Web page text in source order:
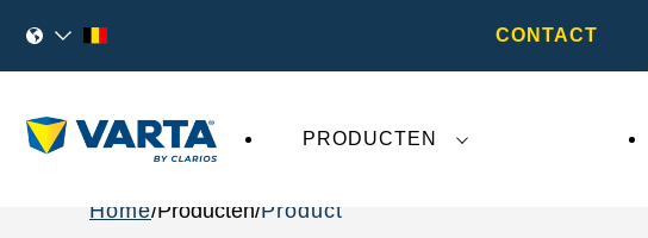
CONTACT
PRODUCTEN
Home Producten Product